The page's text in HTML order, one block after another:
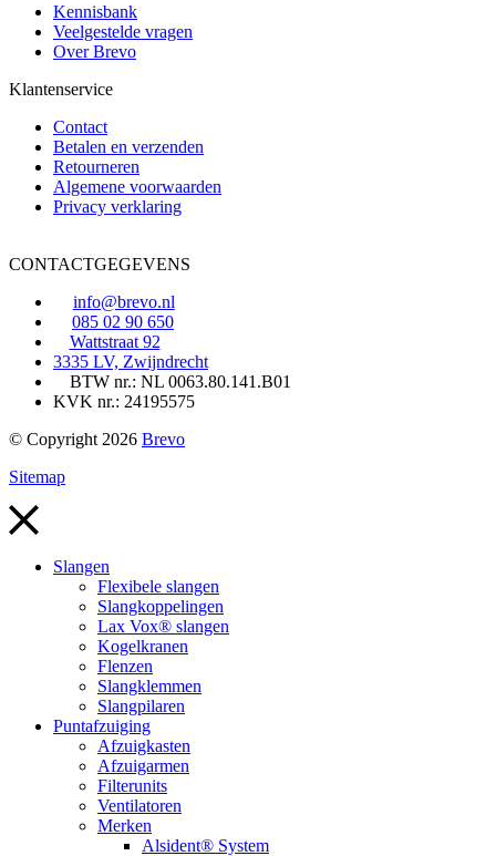
Kennisbank
Veelgestelde vragen
Over Brevo
Klantenservice
Contact
Betalen en verzenden
Retourneren
Algemene voorwaarden
Privacy verklaring
CONTACTGEGEVENS
info@brevo.nl
085 02 90 650
Wattstraat 92
3335 LV, Zwijndrecht
BTW nr.: NL 0063.80.141.B01
KVK nr.: 24195575
© Copyright 2026 Brevo
Sitemap
Slangen
Flexibele slangen
Slangkoppelingen
Lax Vox® slangen
Kogelkranen
Flenzen
Slangklemmen
Slangpilaren
Puntafzuiging
Afzuigkasten
Afzuigarmen
Filterunits
Ventilatoren
Merken
Alsident® System